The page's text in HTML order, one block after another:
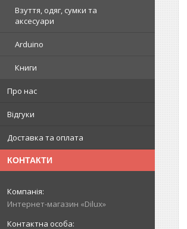
Взуття, одяг, сумки та
аксесуари
Arduino
Книги
Про нас
Відгуки
Доставка та оплата
КОНТАКТИ
Интернет-магазин «Dilux»